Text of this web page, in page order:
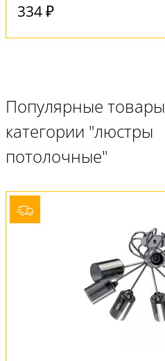
334 ₽
Популярные товары
категории "люстры
потолочные"